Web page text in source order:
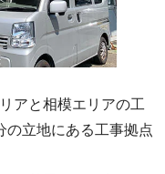
アと相模エリアの工
の立地にある工事拠点